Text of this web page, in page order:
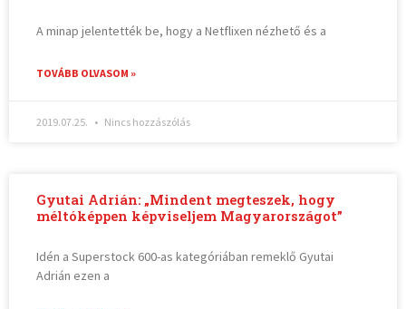
A minap jelentették be, hogy a Netflixen nézhető és a
TOVÁBB OLVASOM »
2019.07.25. Nincs hozzászólás
Gyutai Adrián: „Mindent megteszek, hogy
méltóképpen képviseljem Magyarországot”
Idén a Superstock 600-as kategóriában remeklő Gyutai
Adrián ezen a